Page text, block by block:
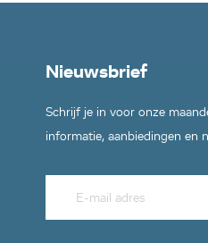
Nieuwsbrief
Schrijf je in voor onze
informatie, aanbiedingen en